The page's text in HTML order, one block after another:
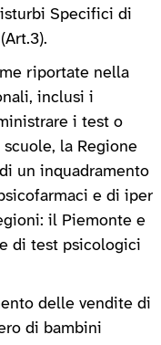
Specifici di
riportate nella
inclusi i
i test o
la Regione
un inquadramento
e di iper
il Piemonte e
di test psicologici
delle vendite di
di bambini